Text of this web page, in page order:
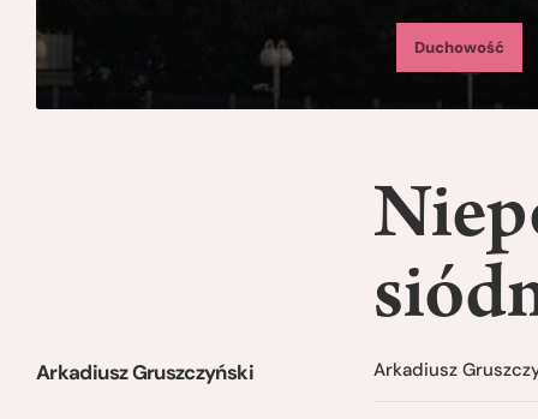
Duchowość
Arkadiusz Gruszczyński Arkadiusz